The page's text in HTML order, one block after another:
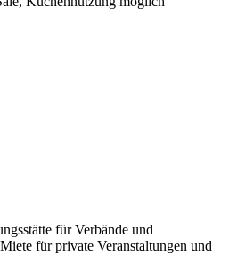
für Verbände und
für private Veranstaltungen und